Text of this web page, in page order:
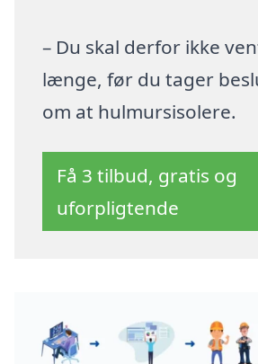
– Du skal derfor ikke
længe, før du tager
om at hulmursisolere.
Få 3 tilbud, gratis og
uforpligtende